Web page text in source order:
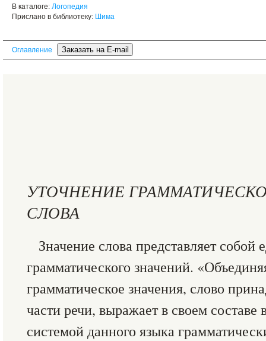
В каталоге: Логопедия
Прислано в библиотеку: Шима
Оглавление
УТОЧНЕНИЕ
СЛОВА
Значение слова представляет собой
грамматического значений.
грамматическое значения, слово
части речи, выражает в своем составе
системой данного языка